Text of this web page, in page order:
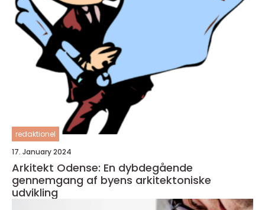
redaktionel
17. January 2024
Arkitekt Odense: En dybdegående
gennemgang af byens arkitektoniske
udvikling